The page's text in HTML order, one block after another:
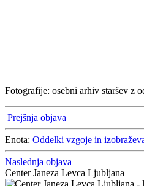
Fotografije: osebni arhiv staršev z
Prejšnja objava
Enota: Oddelki vzgoje in
Naslednja objava
Center Janeza Levca Ljubljana